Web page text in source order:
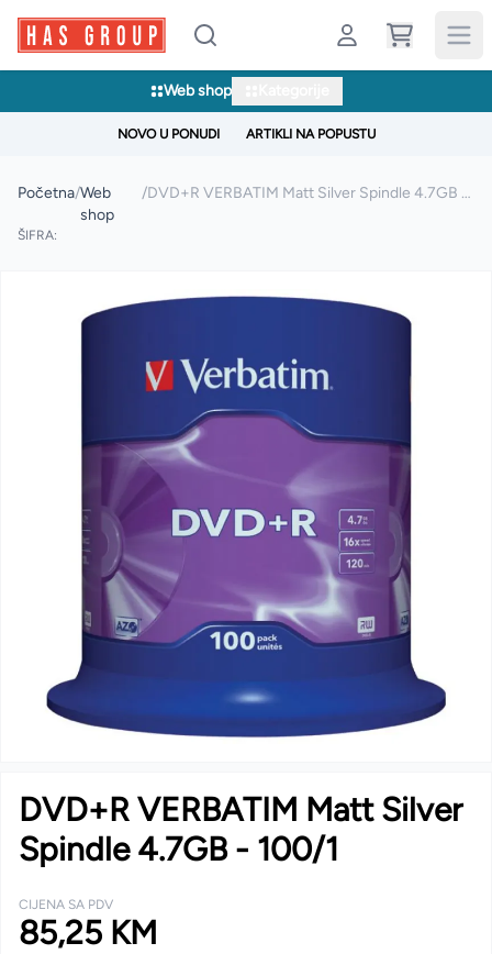
Web shop
NOVO U PONUDI ARTIKLI NA POPUSTU
Početna/Web
shop
/ DVD+R VERBATIM Matt Silver Spindle 4.7GB - 100/1
ŠIFRA:
DVD+R VERBATIM Matt Silver
Spindle 4.7GB - 100/1
CIJENA SA PDV
85,25 KM